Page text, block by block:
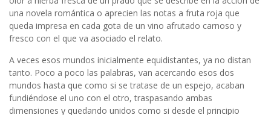
una novela romántica o aprecien las notas a fruta roja que
queda impresa en cada gota de un vino afrutado carnoso y
fresco con el que va asociado el relato.
A veces esos mundos inicialmente equidistantes, ya no distan
tanto. Poco a poco las palabras, van acercando esos dos
mundos hasta que como si se tratase de un espejo, acaban
fundiéndose el uno con el otro, traspasando ambas
dimensiones y quedando unidos como si desde el principio